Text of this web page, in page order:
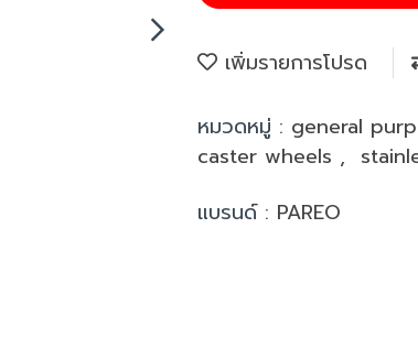
เพิ่มรายการโปรด
หมวดหมู่ : general
caster wheels ,
แบรนด์ : PAREO